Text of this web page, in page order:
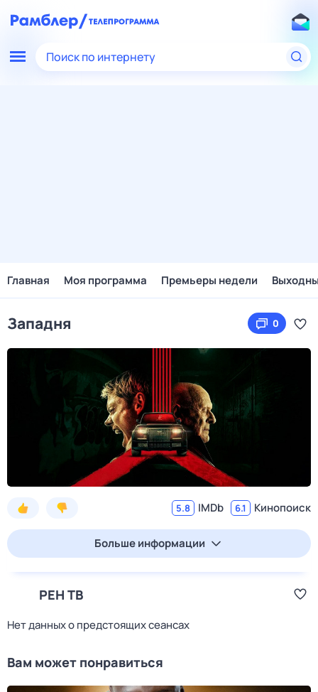
Поиск по интернету
Главная Моя программа Премьеры недели
Западня 0
5.8 IMDb 6.1 Кинопоиск
Больше информации
РЕН ТВ
Нет данных о предстоящих сеансах
Вам может понравиться